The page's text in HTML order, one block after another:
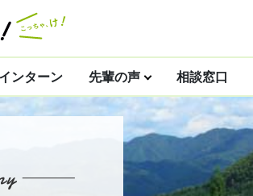
インターン 先輩の声 相談窓口